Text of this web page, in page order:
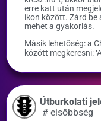
erre katt után
ikon között. Zárd be
mehet a gyakorlás.
Másik lehetőség: a
között megkeresni:
Útburkolati
# elsőbbség